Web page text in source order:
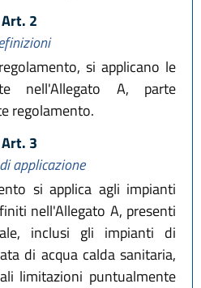
Art. 2
si applicano le
nell'Allegato A, parte
regolamento.
Art. 3
applicazione
si applica agli impianti
nell'Allegato A, presenti
inclusi gli impianti di
di acqua calda sanitaria,
limitazioni puntualmente